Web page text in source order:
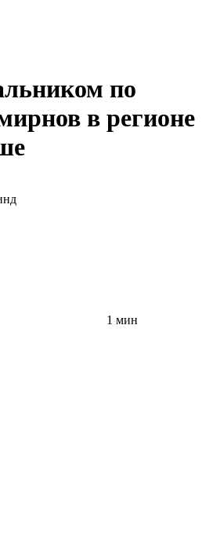
по
в регионе
1 мин